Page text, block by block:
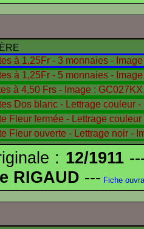
: 12/1911
RIGAUD --- Fiche